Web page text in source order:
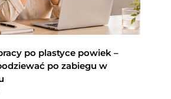
po plastyce powiek –
po zabiegu w